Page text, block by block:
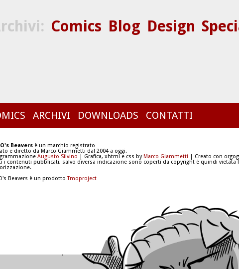
Comics Blog Design
ARCHIVI DOWNLOADS CONTATTI
Beavers è un marchio registrato
e diretto da Marco Giammetti dal 2004 a oggi.
Augusto Silvino | Grafica, xhtml e css byMarco Giammetti | Creato con
i contenuti pubblicati, salvo diversa indicazione sono coperti da copyright è quindi
Beavers è un prodottoTmoproject